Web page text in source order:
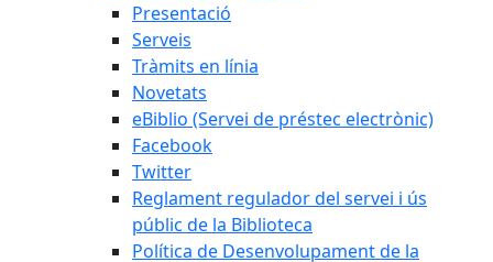
Presentació
Serveis
Tràmits en línia
Novetats
eBiblio (Servei de préstec electrònic)
Facebook
Twitter
Reglament regulador del servei i ús
públic de la Biblioteca
Política de Desenvolupament de la